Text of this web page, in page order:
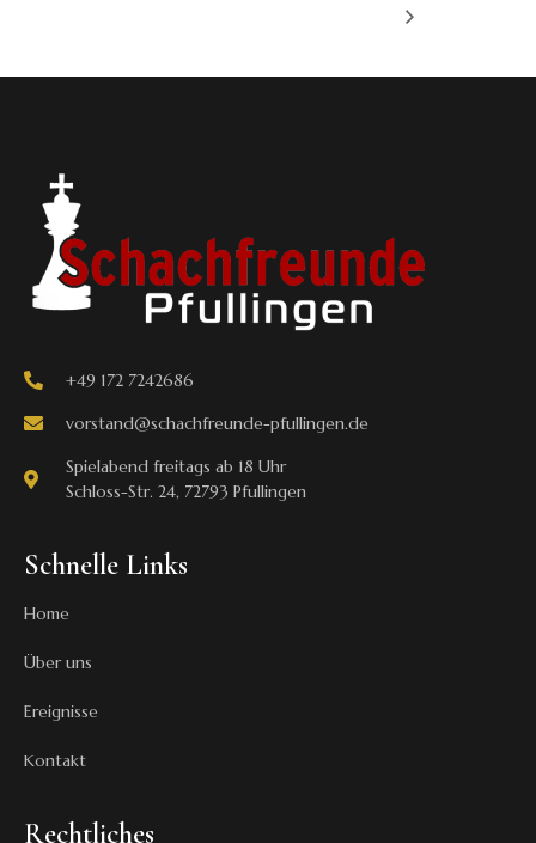
+49 172 7242686
vorstand@schachfreunde-pfullingen.de
Spielabend freitags ab 18 Uhr
Schloss-Str. 24, 72793 Pfullingen
Schnelle Links
Home
Über uns
Ereignisse
Kontakt
Rechtliches